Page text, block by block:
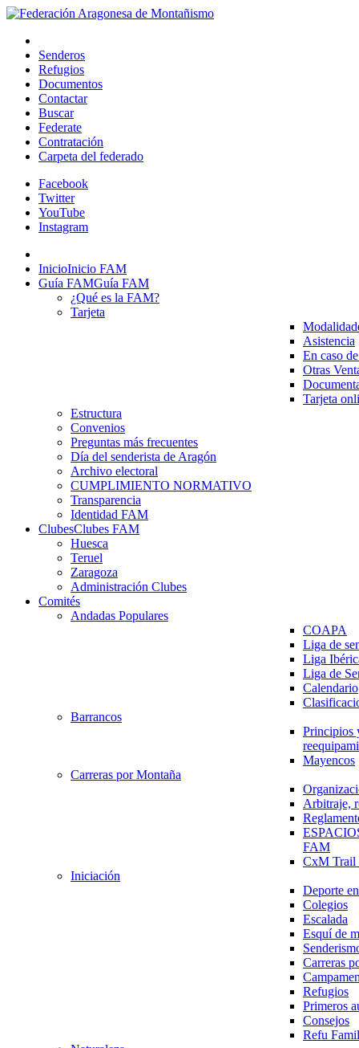
Senderos
Refugios
Documentos
Contactar
Buscar
Federate
Contratación
Carpeta del federado
Facebook
Twitter
YouTube
Instagram
InicioInicio FAM
Guía FAMGuía FAM
¿Qué es la FAM?
Tarjeta
Asistencia
En caso
Otras
Tarjeta
Estructura
Convenios
Preguntas más frecuentes
Día del senderista de Aragón
Archivo electoral
CUMPLIMIENTO NORMATIVO
Transparencia
Identidad FAM
ClubesClubes FAM
Huesca
Teruel
Zaragoza
Administración Clubes
Comités
Andadas Populares
COAPA
Liga de
Liga
Liga de
Calendario
Barrancos
Principios
Mayencos
Carreras por Montaña
Arbitraje,
FAM
CxM
Iniciación
Deporte
Colegios
Escalada
Esquí de
Carreras
Refugios
Primeros
Consejos
Refu